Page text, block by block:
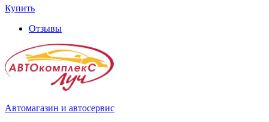
Купить
Отзывы
Автомагазин и автосервис